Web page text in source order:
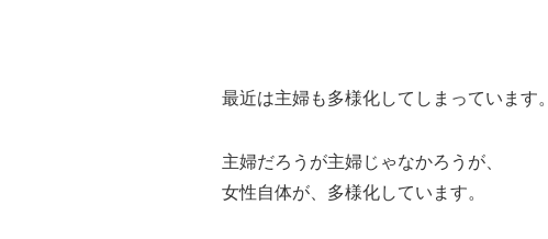
最近は主婦も多様化してしまっています。
主婦だろうが主婦じゃなかろうが、
女性自体が、多様化しています。